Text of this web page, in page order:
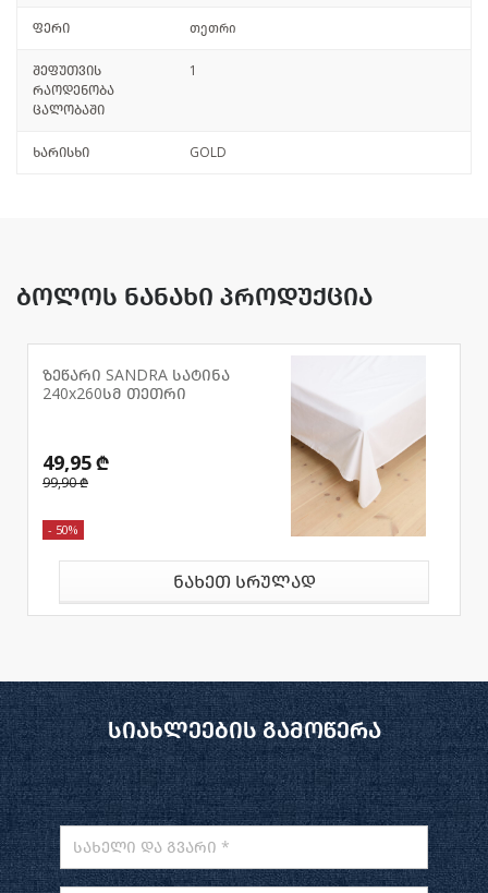
ფერი თეთრი
შეფუთვის
რაოდენობა
ცალობაში
1
ხარისხი GOLD
ბოლოს ნანახი პროდუქცია
ზეწარი SANDRA სატინა
240x260სმ თეთრი
49,95 ₾
99,90 ₾
- 50%
ნახეთ სრულად
სიახლეების გამოწერა
სახელი და გვარი *